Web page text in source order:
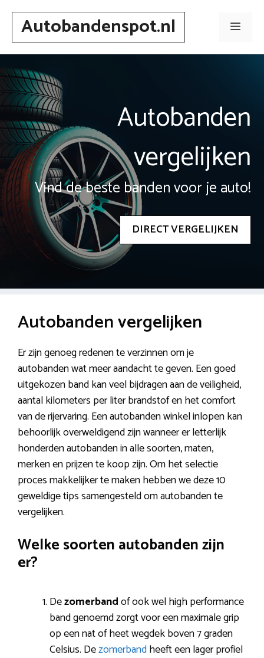
Spring
inhoudAutobandenspot.nl Menu
Autobanden
vergelijken
Vind de beste banden voor je auto!
DIRECT VERGELIJKEN
Autobanden vergelijken
Er zijn genoeg redenen te verzinnen om je
autobanden wat meer aandacht te geven. Een goed
uitgekozen band kan veel bijdragen aan de veiligheid,
aantal kilometers per liter brandstof en het comfort
van de rijervaring. Een autobanden winkel inlopen kan
behoorlijk overweldigend zijn wanneer er letterlijk
honderden autobanden in alle soorten, maten,
merken en prijzen te koop zijn. Om het selectie
proces makkelijker te maken hebben we deze 10
geweldige tips samengesteld om autobanden te
vergelijken.
Welke soorten autobanden zijn
er?
Dezomerbandof ook wel high performance
band genoemd zorgt voor een maximale grip
op een nat of heet wegdek boven 7 graden
Celsius. Dezomerbandheeft een lager profiel